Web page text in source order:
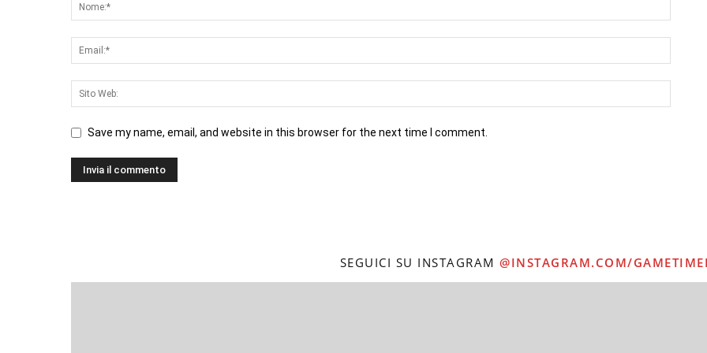
Save my name, email, and website in this browser for the next time I comment.
SEGUICI SU INSTAGRAM @INSTAGRAM.COM/